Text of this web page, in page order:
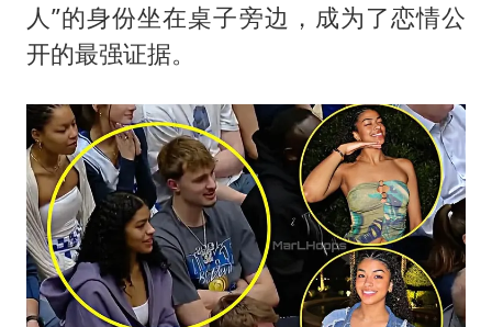
人”的身份坐在桌子旁边，成为了恋情公
开的最强证据。